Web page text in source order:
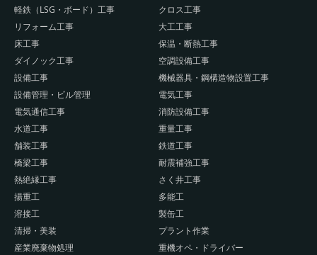
軽鉄（LSG・ボード）工事
クロス工事
リフォーム工事
大工工事
床工事
保温・断熱工事
ダイノック工事
空調設備工事
設備工事
機械器具・鋼構造物設置工事
設備管理・ビル管理
電気工事
電気通信工事
消防設備工事
水道工事
重量工事
舗装工事
鉄道工事
橋梁工事
耐震補強工事
熱絶縁工事
さく井工事
揚重工
多能工
溶接工
製缶工
清掃・美装
プラント作業
産業廃棄物処理
重機オペ・ドライバー